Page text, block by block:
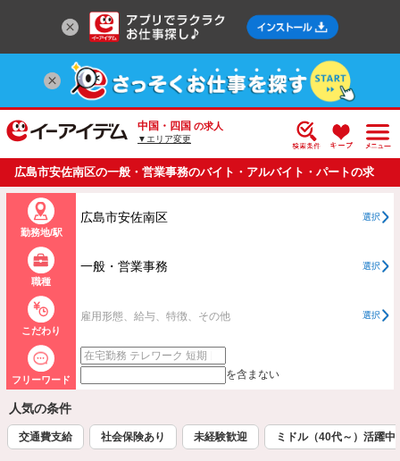
中国・四国 の求人
▼エリア変更
広島市安佐南区の一般・営業事務のバイト・アルバイト・パートの求
人情報一覧
勤務地/駅
広島市安佐南区 選択
職種
一般・営業事務 選択
こだわり
雇用形態、給与、特徴、その他 選択
フリーワード を含まない
人気の条件
交通費支給 社会保険あり 未経験歓迎 ミドル（40代～）活躍中